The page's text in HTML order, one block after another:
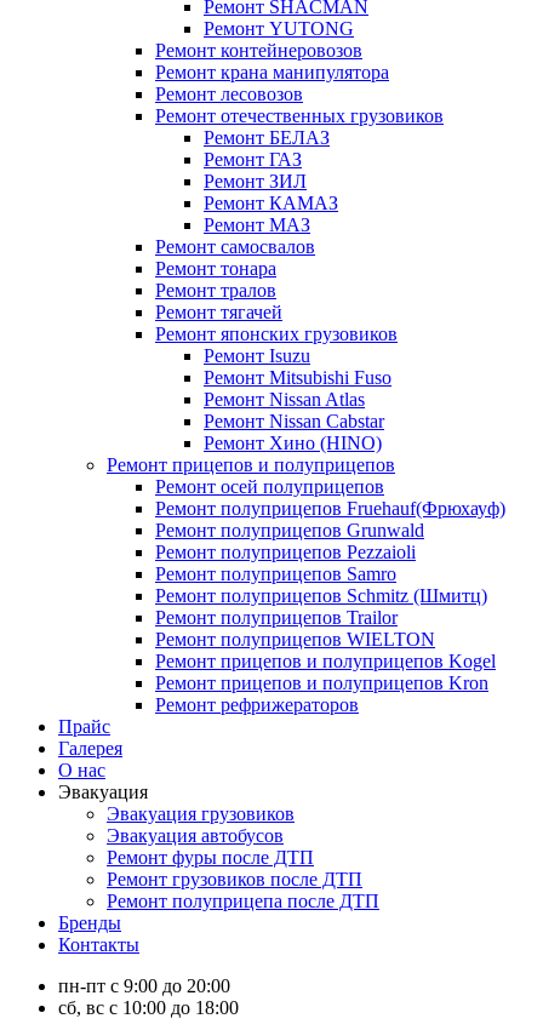
Ремонт SHACMAN
Ремонт YUTONG
Ремонт контейнеровозов
Ремонт крана манипулятора
Ремонт лесовозов
Ремонт отечественных грузовиков
Ремонт БЕЛАЗ
Ремонт ГАЗ
Ремонт ЗИЛ
Ремонт КАМАЗ
Ремонт МАЗ
Ремонт самосвалов
Ремонт тонара
Ремонт тралов
Ремонт тягачей
Ремонт японских грузовиков
Ремонт Isuzu
Ремонт Mitsubishi Fuso
Ремонт Nissan Atlas
Ремонт Nissan Cabstar
Ремонт Хино (HINO)
Ремонт прицепов и полуприцепов
Ремонт осей полуприцепов
Ремонт полуприцепов Fruehauf(Фрюхауф)
Ремонт полуприцепов Grunwald
Ремонт полуприцепов Pezzaioli
Ремонт полуприцепов Samro
Ремонт полуприцепов Schmitz (Шмитц)
Ремонт полуприцепов Trailor
Ремонт полуприцепов WIELTON
Ремонт прицепов и полуприцепов Kogel
Ремонт прицепов и полуприцепов Kron
Ремонт рефрижераторов
Прайс
Галерея
О нас
Эвакуация
Эвакуация грузовиков
Эвакуация автобусов
Ремонт фуры после ДТП
Ремонт грузовиков после ДТП
Ремонт полуприцепа после ДТП
Бренды
Контакты
пн-пт с 9:00 до 20:00
сб, вс с 10:00 до 18:00